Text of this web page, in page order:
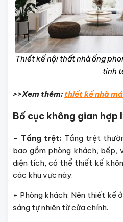
Thiết kế nội thất nhà ống
tinh
>>Xem thêm: thiết kế nhà
Bố cục không gian hợp
– Tầng trệt: Tầng trệt
bao gồm phòng khách, bếp,
diện tích, có thể thiết kế
các khu vực này.
+ Phòng khách: Nên thiết kế
sáng tự nhiên từ cửa chính.